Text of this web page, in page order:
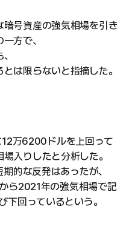
号資産の強気相場を引き
方で、
は限らないと指摘した。
万6200ドルを上回って
入りしたと分析した。
的な反発はあったが、
ら2021年の強気相場で記
回っているという。